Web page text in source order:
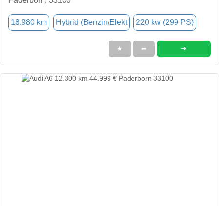
18.980 km Hybrid (Benzin/Elekt 220 kw (299 PS)
★ ➦ ➜